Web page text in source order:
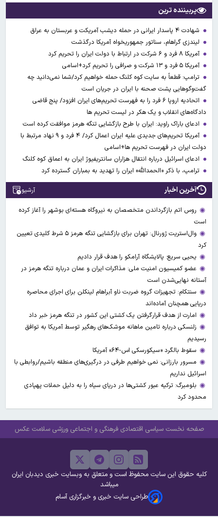
پربیننده ترین
شهادت ۴ پاسدار ایرانی در حمله دیشب آمریکت و عربستان به عراق
لیندزی گراهام، سناتور جمهوریخواه آمریکا درگذشت
آمریکا ۸ فرد و ۶ شرکت در ارتباط با دولت ایران را تحریم کرد
آمریکا ۵ فرد و ۱۳ شرکت و صرافی را تحریم کرد+اسامی
ترامپ: قطعاً به سایت کوه کلنگ حمله خواهیم کرد/شما نمی‌دانید چه
گفت‌وگوهایی پشت صحنه با ایران در جریان است
اتحادیه اروپا ۶ فرد را به فهرست تحریم‌های ایران افزود/ پنج قاضی
دادگاه‌های انقلاب و یک هکر در لیست تحریم ها
ادعای باراک راوید: ایران با طرح بازگشایی تنگه هرمز موافقت کرده است
آمریکا تحریم‌های جدیدی علیه ایران اعمال کرد/ ۴ فرد و ۹ نهاد مرتبط با
دولت ایران در فهرست تحریم ها+اسامی
ادعای اسرائیل درباره انتقال هزاران سانتریفیوژ ایران به اعماق کوه کلنگ
ترامپ، با ذکر «الحمدالله» ایران را تهدید به بمباران گسترده کرد
آخرین اخبار آرشیو
روس اتم بازگرداندن متخصصان به نیروگاه هسته‌ای بوشهر را آغاز کرده
است
وال‌استریت ژورنال: تهران برای بازگشایی تنگه هرمز ۵ شرط کلیدی تعیین
کرد
یحیی سریع: پالایشگاه آرامکو را هدف قرار دادیم
عضو کمیسیون امنیت ملی: مذاکرات ایران و عمان درباره تنگه هرمز در
آستانه نهایی‌شدن است
سنتکام: تجهیزات گروه ضربت ناو آبراهام لینکلن برای اجرای محاصره
دریایی همچنان آماده‌اند
امارت از هدف قرارگرفتن یک کشتی این کشور در تنگه هرمز خبر داد
زلنسکی درباره تامین ماهانه موشک‌های رهگیر توسط آمریکا به توافق
رسیدیم
سقوط بالگرد «سیکورسکی اس-۶۴» آمریکا
مسرور بارزانی: نمی خواهیم طرفی در درگیری‌های منطقه باشیم/روابطی با
اسرائیل نداریم
بلومبرگ: ترکیه عبور کشتی‌ها در دریای سیاه را به دلیل حملات پهپادی
محدود کرد
صفحه نخست سیاسی اقتصادی فرهنگی و اجتماعی ورزشی سلامت عکس
کلیه حقوق این سایت محفوظ است و متعلق به وبسایت خبری دیدبان ایران
میباشد
طراحی سایت خبری و خبرگزاری آسام